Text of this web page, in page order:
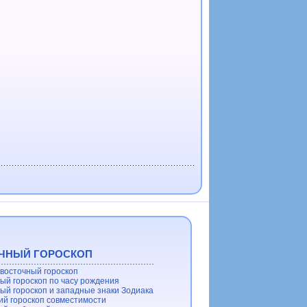
ГОРОСКОП
гороскоп
гороскоп по часу рождения
гороскоп и западные знаки Зодиака
гороскоп совместимости